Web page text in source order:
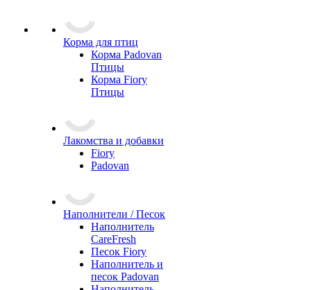
Корма для птиц
Корма Padovan
Птицы
Корма Fiory
Птицы
Лакомства и добавки
Fiory
Padovan
Наполнители / Песок
Наполнитель
CareFresh
Песок Fiory
Наполнитель и
песок Padovan